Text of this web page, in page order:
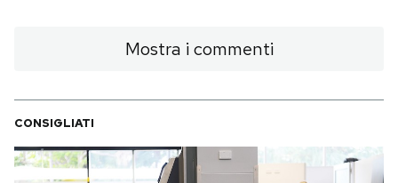
I MIEI PREFERITI
Mostra i commenti
CONSIGLIATI